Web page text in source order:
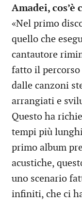
Amadei,
«Nel primo
quello che
cantautore
fatto il
dalle canzoni
arrangiati e
Questo ha
tempi più
primo album
acustiche,
uno scenario
infiniti, che ci